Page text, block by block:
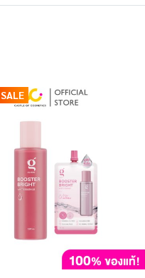
SALE